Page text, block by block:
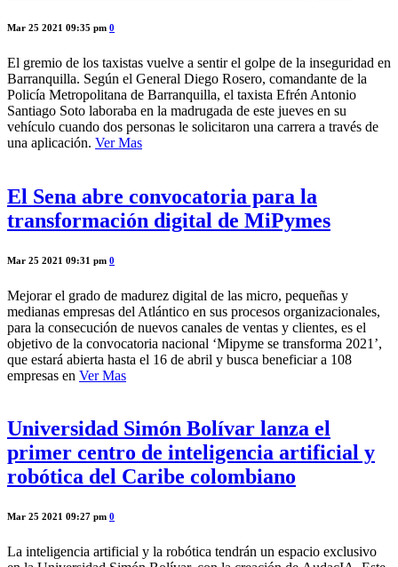
Mar 25 2021 09:35 pm 0
El gremio de los taxistas vuelve a sentir el golpe de la inseguridad en
Barranquilla. Según el General Diego Rosero, comandante de la
Policía Metropolitana de Barranquilla, el taxista Efrén Antonio
Santiago Soto laboraba en la madrugada de este jueves en su
vehículo cuando dos personas le solicitaron una carrera a través de
una aplicación. Ver Mas
El Sena abre convocatoria para la
transformación digital de MiPymes
Mar 25 2021 09:31 pm 0
Mejorar el grado de madurez digital de las micro, pequeñas y
medianas empresas del Atlántico en sus procesos organizacionales,
para la consecución de nuevos canales de ventas y clientes, es el
objetivo de la convocatoria nacional ‘Mipyme se transforma 2021’,
que estará abierta hasta el 16 de abril y busca beneficiar a 108
empresas en Ver Mas
Universidad Simón Bolívar lanza el
primer centro de inteligencia artificial y
robótica del Caribe colombiano
Mar 25 2021 09:27 pm 0
La inteligencia artificial y la robótica tendrán un espacio exclusivo